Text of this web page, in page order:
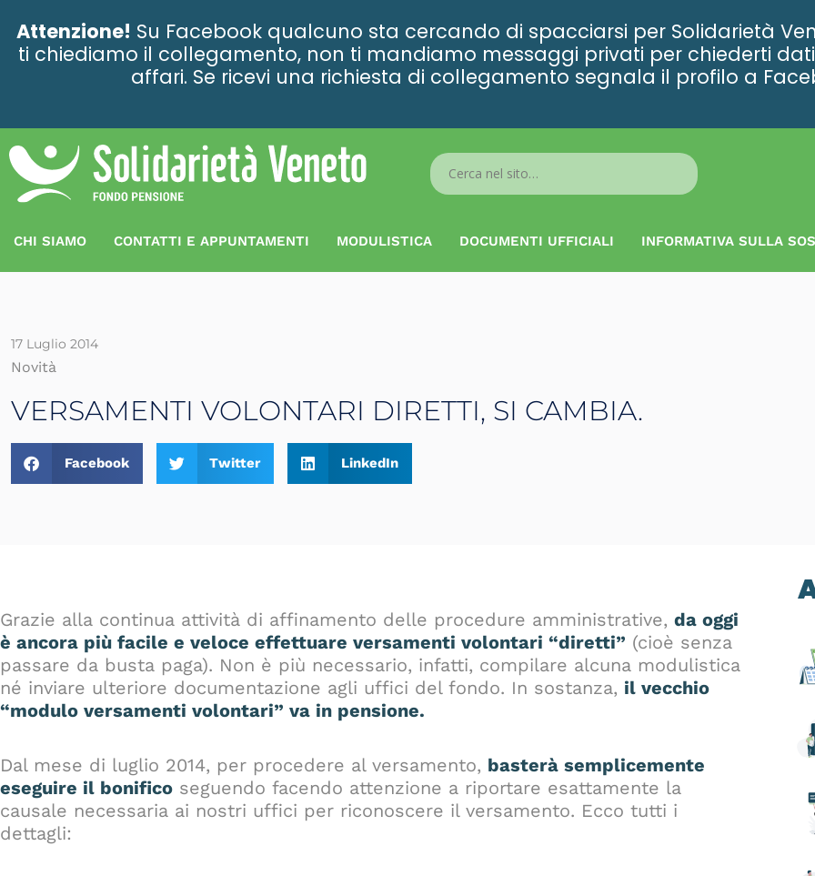
Attenzione! Su Facebook qualcuno sta cercando di spacciarsi per Solidarietà
ti chiediamo il collegamento, non ti mandiamo messaggi privati per chiederti
affari. Se ricevi una richiesta di collegamento segnala il profilo a
Search
...
CHI SIAMO CONTATTI E APPUNTAMENTI MODULISTICA DOCUMENTI UFFICIALI INFORMATIVA SULLA
17 Luglio 2014
Novità
VERSAMENTI VOLONTARI DIRETTI, SI CAMBIA.
Facebook Twitter LinkedIn
Grazie alla continua attività di affinamento delle procedure amministrative, da oggi
è ancora più facile e veloce effettuare versamenti volontari “diretti” (cioè senza
passare da busta paga). Non è più necessario, infatti, compilare alcuna modulistica
né inviare ulteriore documentazione agli uffici del fondo. In sostanza, il vecchio
“modulo versamenti volontari” va in pensione.
Dal mese di luglio 2014, per procedere al versamento, basterà semplicemente
eseguire il bonifico seguendo facendo attenzione a riportare esattamente la
causale necessaria ai nostri uffici per riconoscere il versamento. Ecco tutti i
dettagli: